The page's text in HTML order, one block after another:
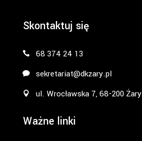
Skontaktuj się
68 374 24 13
sekretariat@dkzary.pl
ul. Wrocławska 7, 68-200 Żary
Ważne linki